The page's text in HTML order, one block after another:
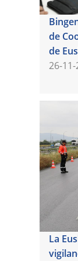
de
de
26-
La